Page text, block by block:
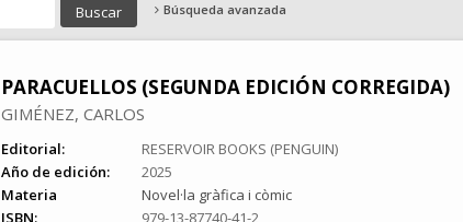
Búsqueda avanzada
PARACUELLOS (SEGUNDA EDICIÓN CORREGIDA)
GIMÉNEZ, CARLOS
Editorial:
RESERVOIR BOOKS (PENGUIN)
Año de edición:
2025
Materia
Novel·la gràfica i còmic
ISBN:
979-13-87740-41-2